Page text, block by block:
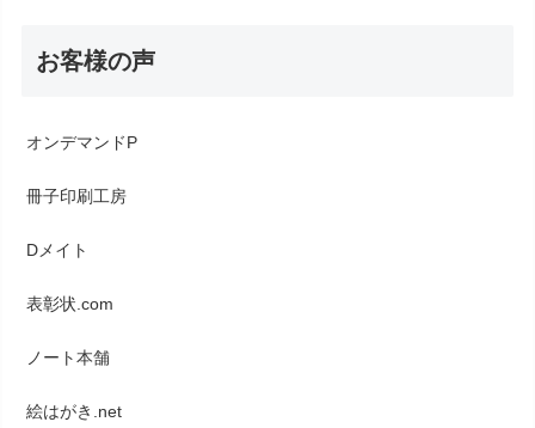
お客様の声
オンデマンドP
冊子印刷工房
Dメイト
表彰状.com
ノート本舗
絵はがき.net